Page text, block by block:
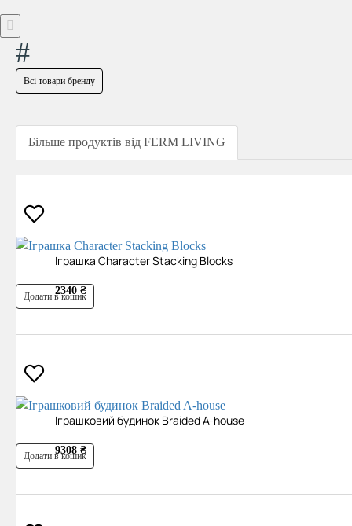
#
Всі товари бренду
Більше продуктів від FERM LIVING
Іграшка Character Stacking Blocks
2340 ₴
Додати в кошик
Іграшковий будинок Braided A-house
9308 ₴
Додати в кошик